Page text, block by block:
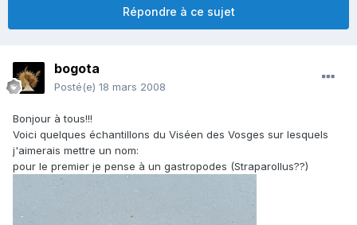
Répondre à ce sujet
bogota
Posté(e) 18 mars 2008
Bonjour à tous!!!
Voici quelques échantillons du Viséen des Vosges sur lesquels
j'aimerais mettre un nom:
pour le premier je pense à un gastropodes (Straparollus??)